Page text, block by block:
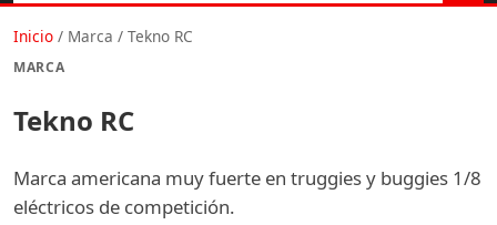
Inicio / Marca / Tekno RC
MARCA
Tekno RC
Marca americana muy fuerte en truggies y buggies 1/8
eléctricos de competición.